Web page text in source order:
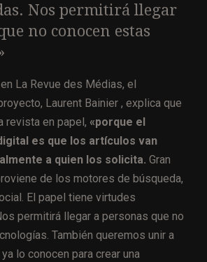
Nos permitirá llegar
no conocen estas
La Revue des Médias, el
Laurent Bainier , explica que
revista en papel, «porque el
es que los artículos van
a quien los solicita. Gran
de los motores de búsqueda,
El papel tiene virtudes
permitirá llegar a personas que no
También queremos unir a
lo conocen para crear una